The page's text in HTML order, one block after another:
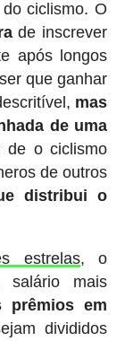
ciclismo. O
de inscrever
após longos
que ganhar
mas
de uma
de o ciclismo
de outros
distribui o
estrelas, o
salário mais
prêmios em
divididos